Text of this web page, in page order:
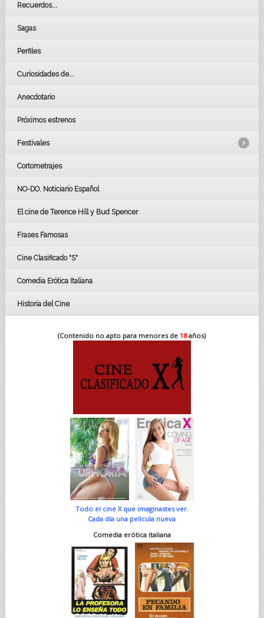
Recuerdos...
Sagas
Perfiles
Curiosidades de...
Anecdotario
Próximos estrenos
Festivales
LOS OSCARS
GOYAS
BAFTA
Cortometrajes
NO-DO. Noticiario Español
El cine de Terence Hill y Bud Spencer
Frases Famosas
Cine Clasificado "S"
Comedia Erótica Italiana
Historia del Cine
(Contenido no apto para menores de 18años)
Todo el cine X que imaginastes ver.
Cada día una película nueva
Comedia erótica italiana